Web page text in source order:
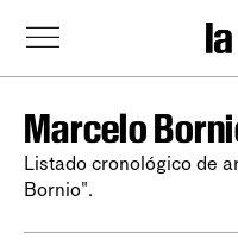
Marcelo
Listado cronológico de
Bornio".